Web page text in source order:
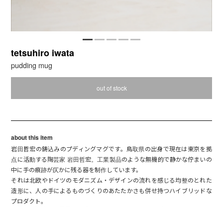
tetsuhiro iwata
pudding mug
out of stock
about this item
岩田哲宏の鋳込みのプディングマグです。鳥取県の出身で現在は東京を拠
点に活動する陶芸家 岩田哲宏。工業製品のような無機的で静かな佇まいの
中に手の痕跡が仄かに残る器を制作しています。
それは北欧やドイツのモダニズム・デザインの流れを感じる均整のとれた
造形に、人の手によるものづくりのあたたかさも併せ持つハイブリッドな
プロダクト。